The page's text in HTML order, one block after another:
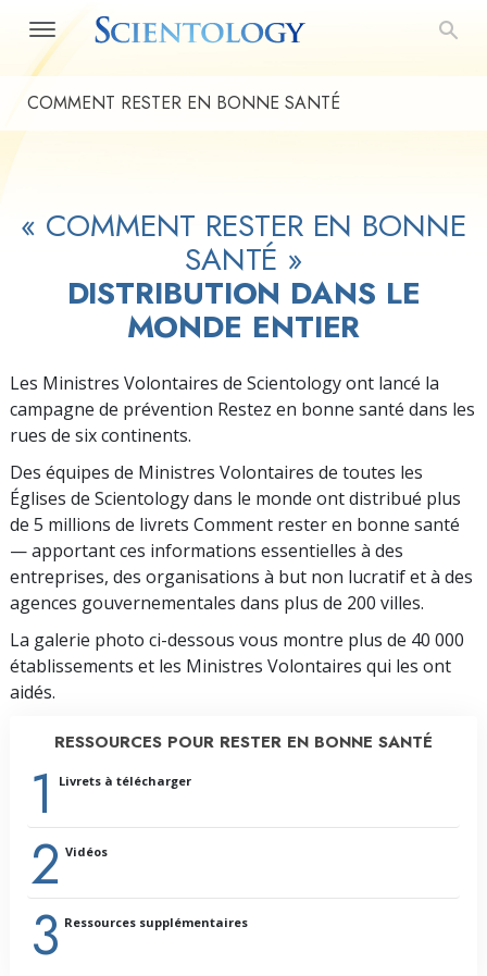
COMMENT RESTER EN BONNE SANTÉ
« COMMENT RESTER EN BONNE
SANTÉ »
DISTRIBUTION DANS LE
MONDE ENTIER
Les Ministres Volontaires de Scientology ont lancé la
campagne de prévention Restez en bonne santé dans les
rues de six continents.
Des équipes de Ministres Volontaires de toutes les
Églises de Scientology dans le monde ont distribué plus
de 5 millions de livrets Comment rester en bonne santé
— apportant ces informations essentielles à des
entreprises, des organisations à but non lucratif et à des
agences gouvernementales dans plus de 200 villes.
La galerie photo ci-dessous vous montre plus de 40 000
établissements et les Ministres Volontaires qui les ont
aidés.
RESSOURCES POUR RESTER EN BONNE SANTÉ
1 Livrets à télécharger
2 Vidéos
3 Ressources supplémentaires